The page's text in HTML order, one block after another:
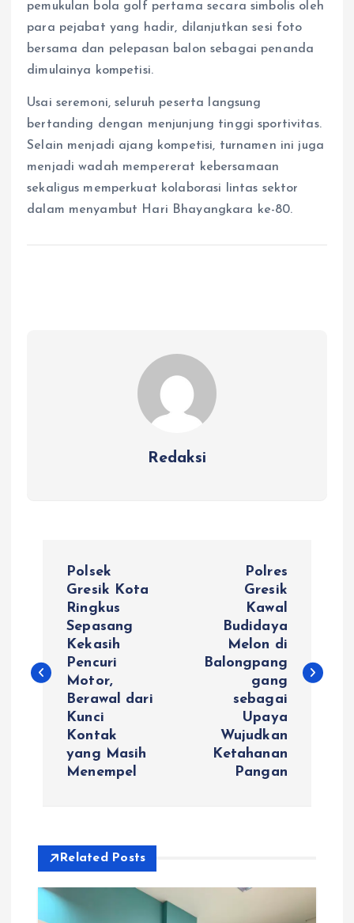
pemukulan bola golf pertama secara simbolis oleh
para pejabat yang hadir, dilanjutkan sesi foto
bersama dan pelepasan balon sebagai penanda
dimulainya kompetisi.
Usai seremoni, seluruh peserta langsung
bertanding dengan menjunjung tinggi sportivitas.
Selain menjadi ajang kompetisi, turnamen ini juga
menjadi wadah mempererat kebersamaan
sekaligus memperkuat kolaborasi lintas sektor
dalam menyambut Hari Bhayangkara ke-80.
Redaksi
i
p
Polsek
Gresik Kota
Ringkus
Sepasang
Kekasih
Pencuri
Motor,
Berawal dari
Kunci
Kontak
yang Masih
Menempel
Polres
Gresik
Kawal
Budidaya
Melon di
Balongpang
gang
sebagai
Upaya
Wujudkan
Ketahanan
Pangan
Related Posts